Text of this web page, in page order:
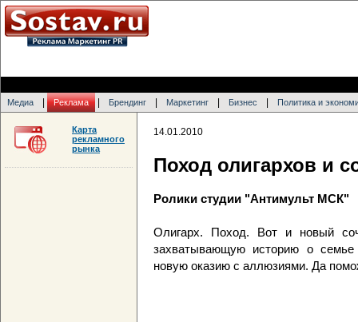
Медиа Реклама Брендинг Маркетинг Бизнес Политика и
14.01.2010
Поход олигархов и
Ролики студии "Антимульт МСК"
Олигарх. Поход. Вот и новый
захватывающую историю о семье
новую оказию с аллюзиями. Да
Карта
рекламного
рынка